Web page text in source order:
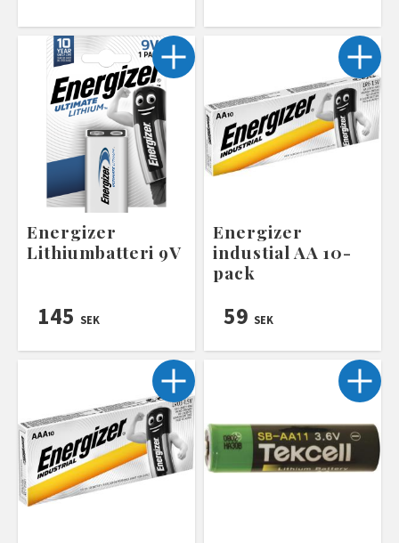
Energizer
Lithiumbatteri 9V
145 SEK
Energizer
industial AA 10-
pack
59 SEK